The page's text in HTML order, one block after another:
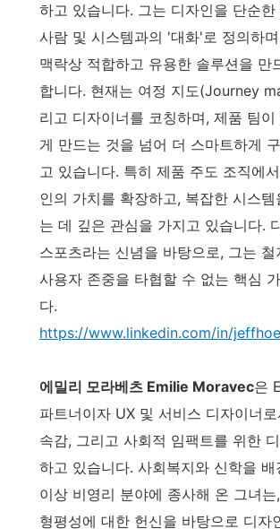
하고 있습니다. 그는 디자인을 단순한
사람 및 시스템과의 '대화'로 정의하
맥락상 적합하고 유용한 솔루션을 만
합니다. 현재는 여정 지도(Journey
리고 디자이너를 코칭하며, 제품 팀이
게 만드는 것을 넘어 더 스마트하게
고 있습니다. 특히 제품 주도 조직에
인의 가치를 확장하고, 복잡한 시스
는 데 깊은 관심을 가지고 있습니다.
스포츠라는 신념을 바탕으로, 그는
사용자 존중을 타협할 수 없는 핵심
다.
https://www.linkedin.com/in/
에밀리 모라베츠 Emilie Moravec은
파트너이자 UX 및 서비스 디자이너
속감, 그리고 사회적 임팩트를 위한
하고 있습니다. 사회복지와 신학을 배
이상 비영리 분야에 종사해 온 그녀
형평성에 대한 헌신을 바탕으로 디자